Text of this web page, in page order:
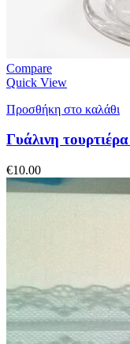
Compare
Quick View
Προσθήκη στο καλάθι
Γυάλινη
€10.00